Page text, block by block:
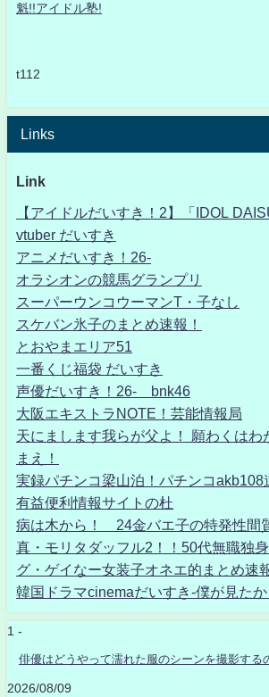
魁!!アイドル塾!
t112
Links
Link
【アイドルだいすき！2】「IDOL
vtuber だいすき
アニメだいすき！26-
オラシオンの競馬グランプリ
スーパーウンコウーマンT・子なし
スケバン氷子のまとめ速報！
とおやまエリア51
一番くじ福袋 だいすき
声優だいすき！26- bnk46
大阪エキストラNOTE！芸能情報局
天にまします我らが父よ！ 願わくはわ
まえ！
実録パチンコ梁山泊！パチンコakb108
有益便利情報サイトの杜
病は木から！ 24金バエ子の特発性間
真・モリタダッフル2！！50代無職独
グ・ゲイなー女装子オネエ的まとめ速
韓国ドラマcinemaだいすき-僕が見た
1 -
俳優はどうやって濡れた服のシーンを撮影する
2026/08/09